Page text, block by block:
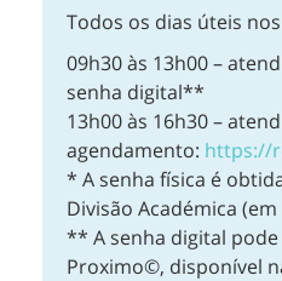
Todos os dias úteis
09h30 às 13h00 –
senha digital**
13h00 às 16h30 –
agendamento: https://
* A senha física é
Divisão Académica
** A senha digital
Proximo©, disponível